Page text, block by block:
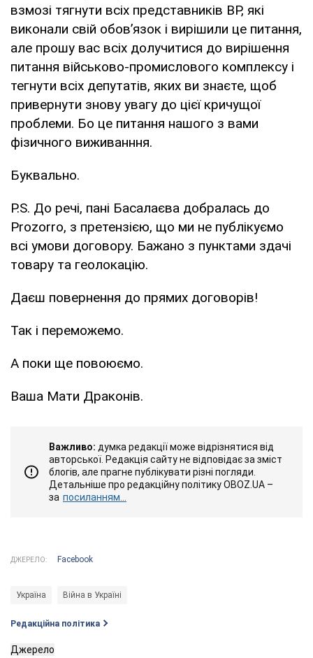
взмозі тягнути всіх представників ВР, які
виконали свій обовʼязок і вирішили це питання,
але прошу вас всіх долучитися до вирішення
питання військово-промислового комплексу і
тегнути всіх депутатів, яких ви знаєте, щоб
привернути знову увагу до цієї кричущої
проблеми. Бо це питання нашого з вами
фізичного виживанння.
Буквально.
P.S. До речі, пані Басалаєва добралась до
Prozorro, з претензією, що ми не публікуємо
всі умови договору. Бажано з пунктами здачі
товару та геолокацію.
Даєш повернення до прямих договорів!
Так і переможемо.
А поки ще повоюємо.
Ваша Мати Драконів.
Важливо: думка редакції може відрізнятися від
авторської. Редакція сайту не відповідає за зміст
блогів, але прагне публікувати різні погляди.
Детальніше про редакційну політику OBOZ.UA –
за посиланням...
ДЖЕРЕЛО: Facebook
Україна Війна в Україні
Редакційна політика
Джерело